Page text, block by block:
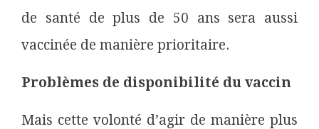
de santé de plus de 50 ans sera aussi
vaccinée de manière prioritaire.
Problèmes de disponibilité du vaccin
Mais cette volonté d’agir de manière plus